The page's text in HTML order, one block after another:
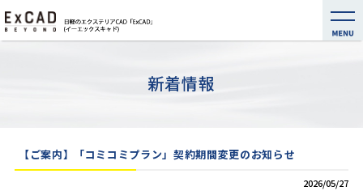
新着情報
【ご案内】「コミコミプラン」契約期間変更のお知らせ
2026/05/27